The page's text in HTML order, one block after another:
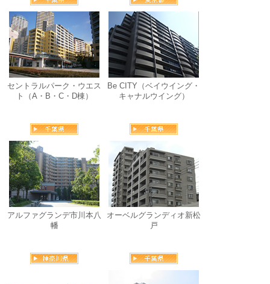
セントラルパーク・ウエス
ト（A・B・C・D棟）
Be CITY（ベイウイング・
キャナルウイング）
アルファグランデ市川本八
幡
オーベルグランディオ新松
戸